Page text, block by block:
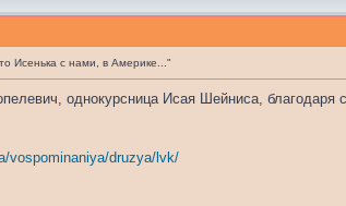
Исенька с нами, в Америке..."
однокурсница Исая Шейниса,
vospominaniya/druzya/lvk/